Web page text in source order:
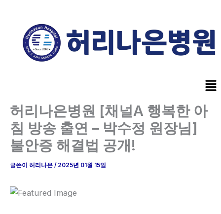
허리나은병원 [채널A 행복한 아
침 방송 출연 – 박수정 원장님]
불안증 해결법 공개!
글쓴이 허리나은 / 2025년 01월 15일